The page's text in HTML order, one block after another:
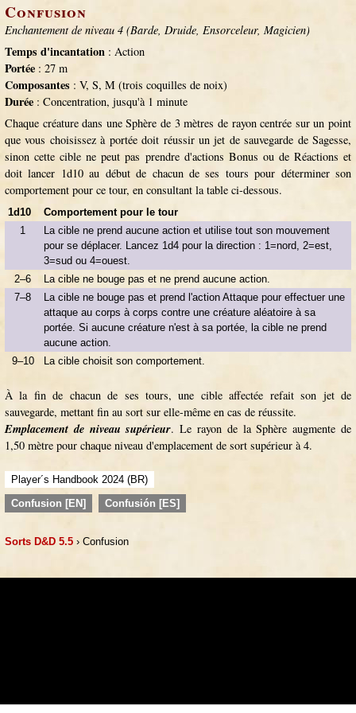
Confusion
Enchantement de niveau 4 (Barde, Druide, Ensorceleur, Magicien)
Temps d'incantation : Action
Portée : 27 m
Composantes : V, S, M (trois coquilles de noix)
Durée : Concentration, jusqu'à 1 minute
Chaque créature dans une Sphère de 3 mètres de rayon centrée sur un point
que vous choisissez à portée doit réussir un jet de sauvegarde de Sagesse,
sinon cette cible ne peut pas prendre d'actions Bonus ou de Réactions et
doit lancer 1d10 au début de chacun de ses tours pour déterminer son
comportement pour ce tour, en consultant la table ci-dessous.
1d10
Comportement pour le tour
1
La cible ne prend aucune action et utilise tout son mouvement
pour se déplacer. Lancez 1d4 pour la direction : 1=nord, 2=est,
3=sud ou 4=ouest.
2–6
La cible ne bouge pas et ne prend aucune action.
7–8
La cible ne bouge pas et prend l'action Attaque pour effectuer une
attaque au corps à corps contre une créature aléatoire à sa
portée. Si aucune créature n'est à sa portée, la cible ne prend
aucune action.
9–10
La cible choisit son comportement.
À la fin de chacun de ses tours, une cible affectée refait son jet de
sauvegarde, mettant fin au sort sur elle-même en cas de réussite.
Emplacement de niveau supérieur. Le rayon de la Sphère augmente de
1,50 mètre pour chaque niveau d'emplacement de sort supérieur à 4.
Player´s Handbook 2024 (BR)
Confusion [EN]
Confusión [ES]
Sorts D&D 5.5 › Confusion